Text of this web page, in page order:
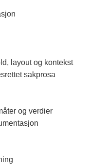
layout og kontekst
sakprosa
og verdier